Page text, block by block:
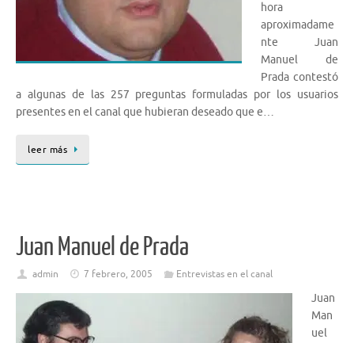
hora
aproximadame
nte Juan
Manuel de
Prada contestó
a algunas de las 257 preguntas formuladas por los usuarios
presentes en el canal que hubieran deseado que e…
leer más
Juan Manuel de Prada
admin 7 febrero, 2005 Entrevistas en el canal
Juan
Man
uel